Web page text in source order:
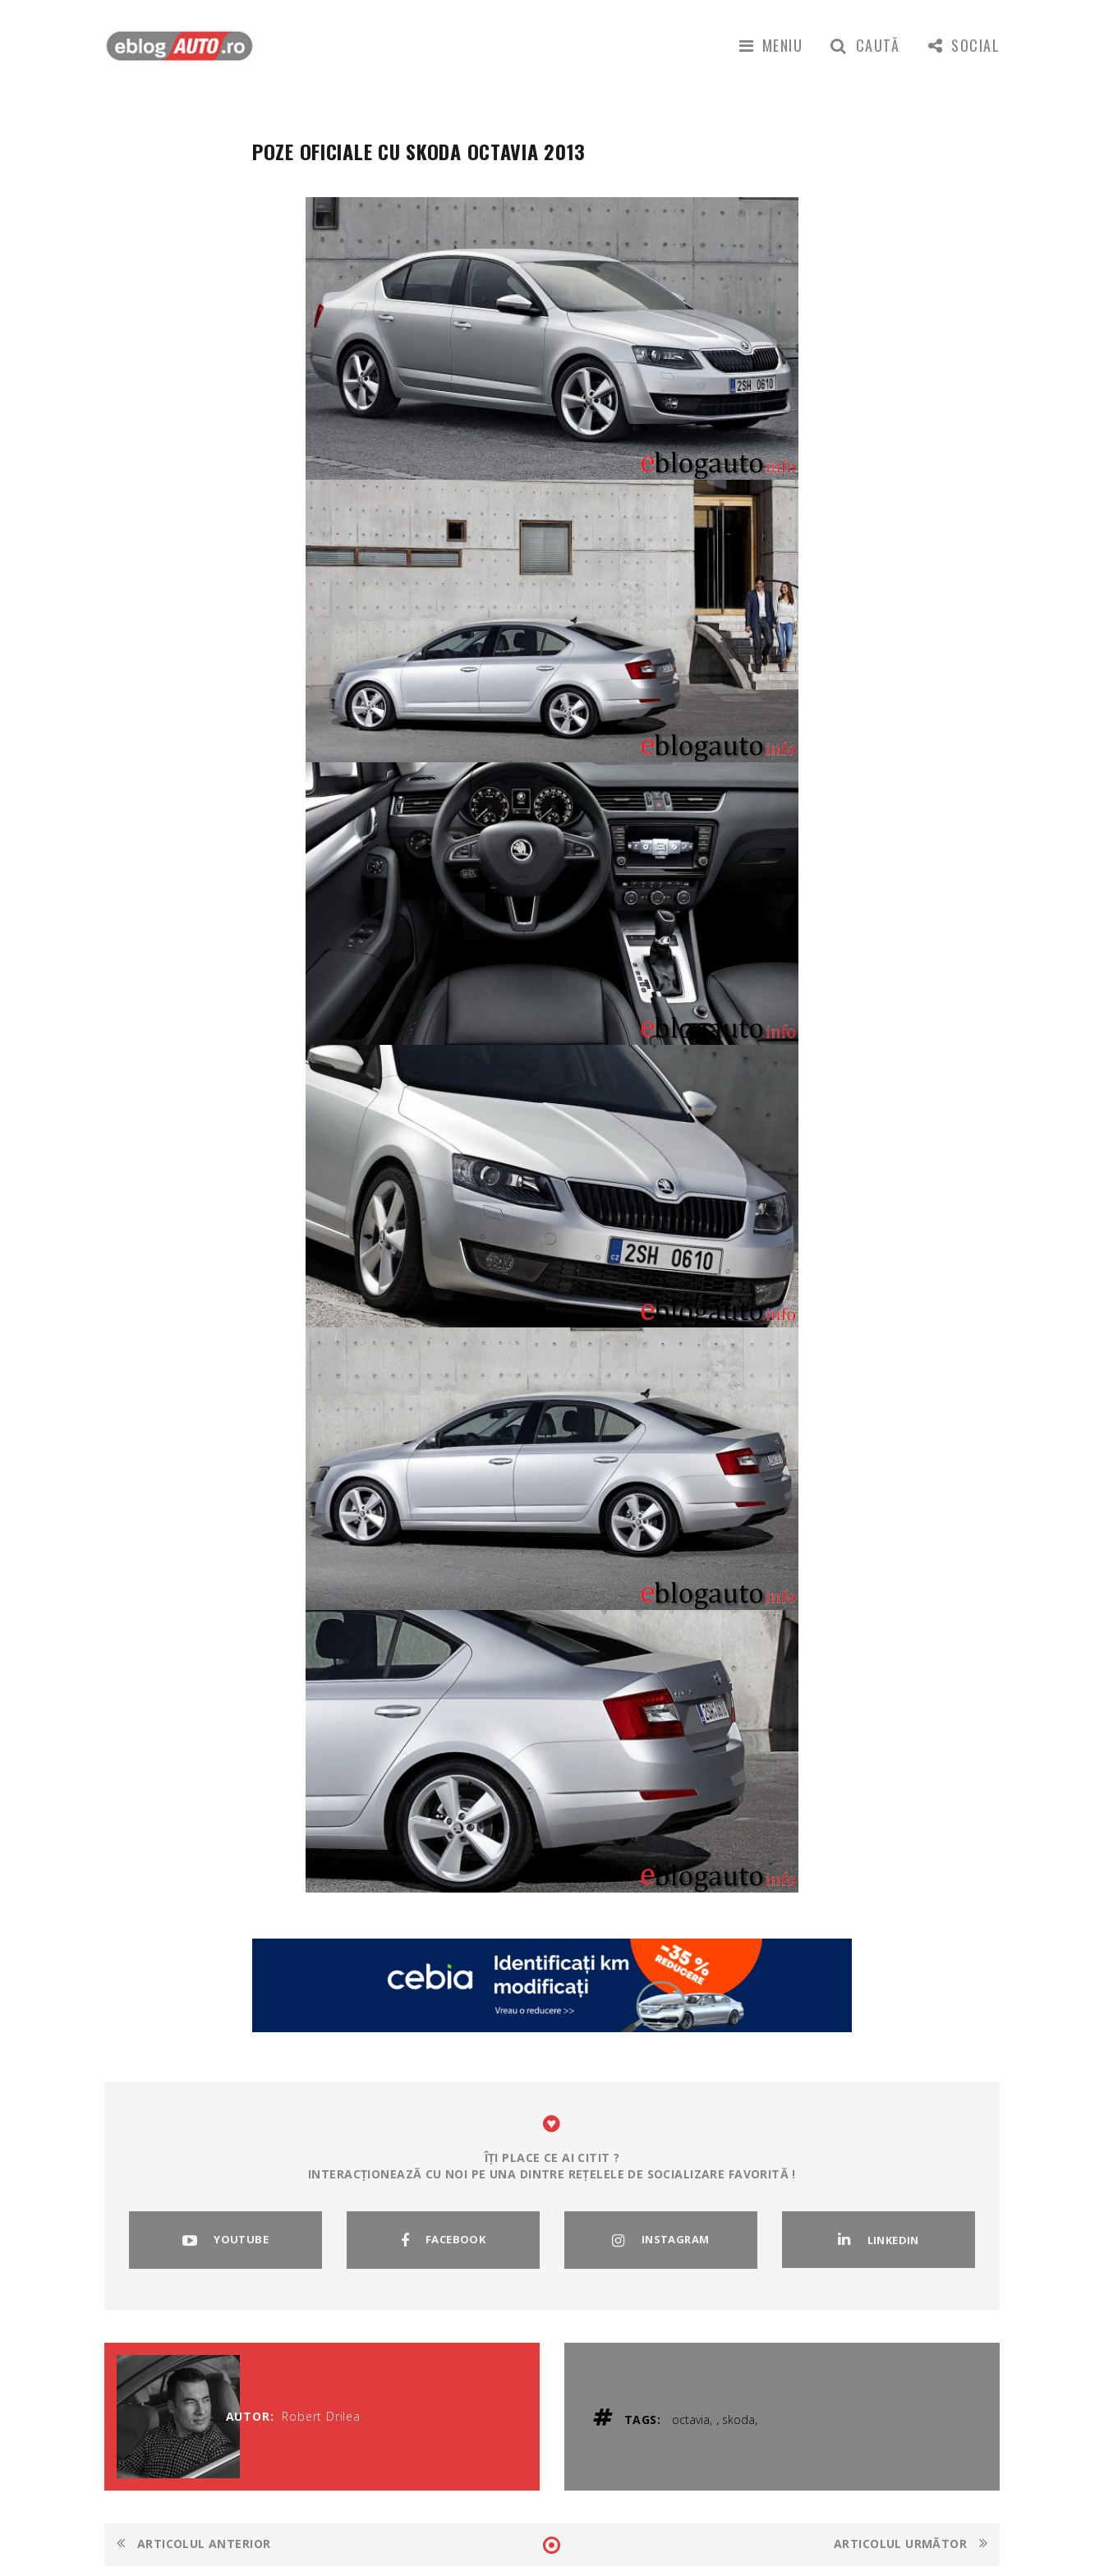
MENIU CAUTĂ SOCIAL
POZE OFICIALE CU SKODA OCTAVIA 2013
ÎȚI PLACE CE AI CITIT ?
INTERACȚIONEAZĂ CU NOI PE UNA DINTRE REȚELELE DE SOCIALIZARE FAVORITĂ !
YOUTUBE FACEBOOK INSTAGRAM LINKEDIN
AUTOR: Robert Drilea TAGS: octavia , skoda,
ARTICOLUL ANTERIOR ARTICOLUL URMĂTOR